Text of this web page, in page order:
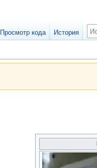
Просмотр кода История